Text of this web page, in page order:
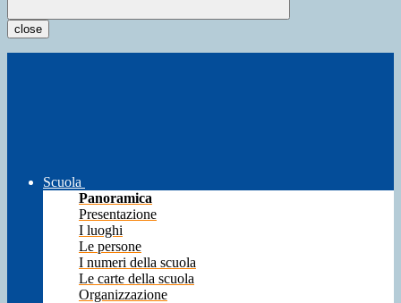
close
Scuola
Panoramica
Presentazione
I luoghi
Le persone
I numeri della scuola
Le carte della scuola
Organizzazione